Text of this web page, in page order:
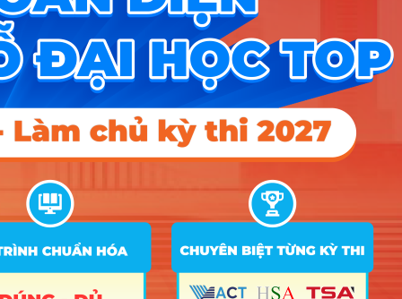
Tra cứu đề án tuyển sinh
Tin tức
Tin giáo dục nổi bật
Tin tuyển sinh vào 10
Tin tuyển sinh Đại học
Về chúng tôi
Liên hệ
Điều khoản dịch vụ
Chính sách bảo mật